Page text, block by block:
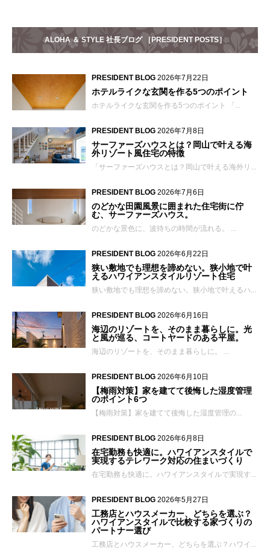
ALOHA ＆ STYLE 社長ブログ ［PRESIDENT POSTS］
PRESIDENT BLOG 2026年7月22日
ホテルライクな玄関を作る5つのポイント
ホテルライクな玄関を作る5つのポイント 「...
PRESIDENT BLOG 2026年7月8日
サーファーズハウスとは？岡山で叶える海
外リゾート風住宅の特徴
「サーファーズハウスとは？岡山で叶える海外リ...
PRESIDENT BLOG 2026年7月6日
のどかな田園風景に囲まれた住宅街に佇
む、サーファーズハウス。
のどかな景色に、波待ちの時間が流れる。 ...
PRESIDENT BLOG 2026年6月22日
狭い敷地でも理想を諦めない。狭小地で叶
えるハワイアンスタイルリゾート住宅
狭い敷地でも理想を諦めない。狭小地で叶えるハ...
PRESIDENT BLOG 2026年6月16日
海辺のリゾートを、そのまま暮らしに。光
と風が巡る、コートヤードのある平屋。
海辺のリゾートを、そのまま暮らしに。 ...
PRESIDENT BLOG 2026年6月10日
【梅雨対策】家を建てて後悔した湿度管理
のポイント6つ
【梅雨対策】家を建てて後悔した湿度管理の...
PRESIDENT BLOG 2026年6月8日
在宅勤務も快適に。ハワイアンスタイルで
実現するテレワーク対応の住まいづくり
在宅勤務も快適に。ハワイアンスタイルで実現す...
PRESIDENT BLOG 2026年5月27日
工務店とハウスメーカー、どちらを選ぶ？
ハワイアンスタイルで比較する家づくりの
パートナー選び
工務店とハウスメーカー、どちらを選ぶ？ハワイ...